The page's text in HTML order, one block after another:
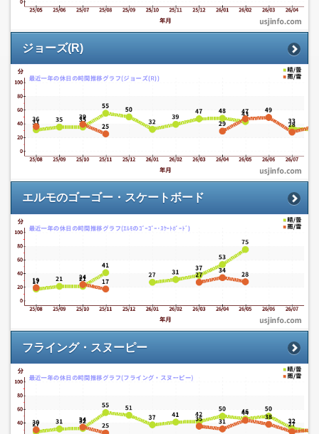
ジョーズ(R)
エルモのゴーゴー・スケートボード
フライング・スヌーピー